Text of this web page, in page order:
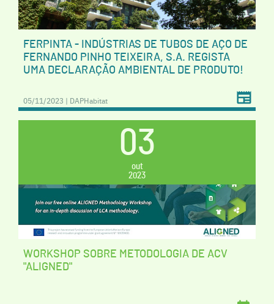
FERPINTA - INDÚSTRIAS DE TUBOS DE AÇO DE
FERNANDO PINHO TEIXEIRA, S.A. REGISTA
UMA DECLARAÇÃO AMBIENTAL DE PRODUTO!
05/11/2023 | DAPHabitat
03
out
2023
WORKSHOP SOBRE METODOLOGIA DE ACV
"ALIGNED"